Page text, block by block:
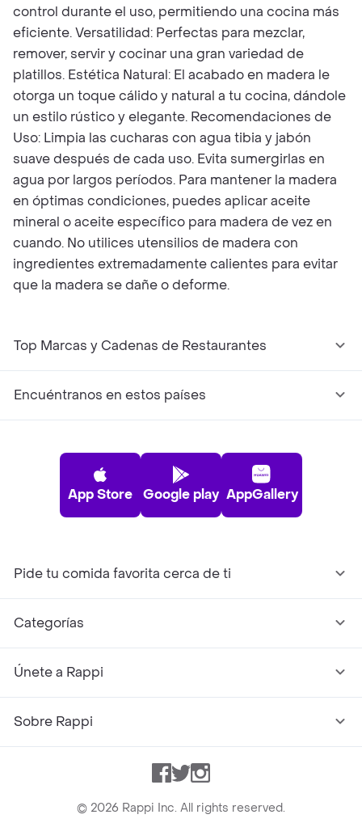
control durante el uso, permitiendo una cocina más
eficiente. Versatilidad: Perfectas para mezclar,
remover, servir y cocinar una gran variedad de
platillos. Estética Natural: El acabado en madera le
otorga un toque cálido y natural a tu cocina, dándole
un estilo rústico y elegante. Recomendaciones de
Uso: Limpia las cucharas con agua tibia y jabón
suave después de cada uso. Evita sumergirlas en
agua por largos períodos. Para mantener la madera
en óptimas condiciones, puedes aplicar aceite
mineral o aceite específico para madera de vez en
cuando. No utilices utensilios de madera con
ingredientes extremadamente calientes para evitar
que la madera se dañe o deforme.
Top Marcas y Cadenas de Restaurantes
Encuéntranos en estos países
App Store Google play AppGallery
Pide tu comida favorita cerca de ti
Categorías
Únete a Rappi
Sobre Rappi
Facebook
TwitterInstagram
© 2026 Rappi Inc. All rights reserved.